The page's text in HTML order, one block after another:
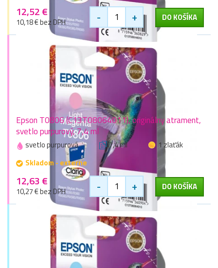
12,52 €
10,18 € bez DPH - + DO KOŠÍKA
Epson T0806 (C13T08064011), originálny atrament,
svetlo purpurový, 7,4 ml
svetlo purpurová 7,4 ml
1 zlaťák
Skladom - externe
12,63 €
10,27 € bez DPH - + DO KOŠÍKA